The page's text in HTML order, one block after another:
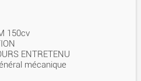
150cv
ENTRETENU
mécanique